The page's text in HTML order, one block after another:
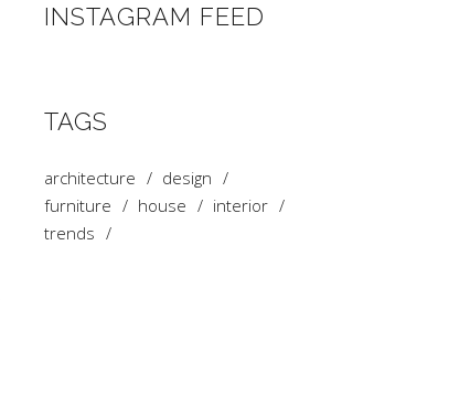
INSTAGRAM FEED
TAGS
architecture
design
furniture
house
interior
trends